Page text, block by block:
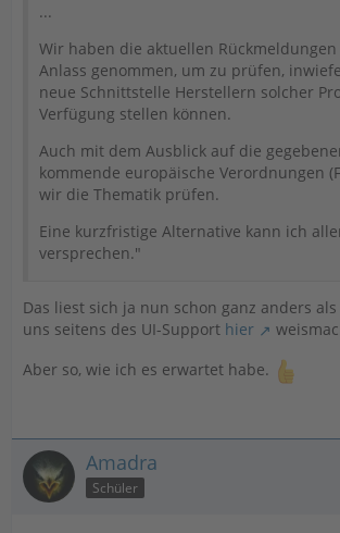
...
Wir haben die aktuellen
Anlass genommen, um zu prüfen,
neue Schnittstelle Herstellern solcher
Verfügung stellen können.
Auch mit dem Ausblick auf die
kommende europäische Verordnungen
wir die Thematik prüfen.
Eine kurzfristige Alternative kann ich
versprechen."
Das liest sich ja nun schon ganz anders
uns seitens des UI-Support hier
Aber so, wie ich es erwartet habe.
Amadra
Schüler